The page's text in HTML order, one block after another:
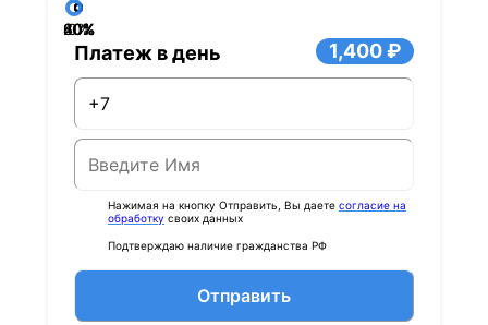
0%
20%
40%
60%
80%
Платеж в день 1,400 ₽
Нажимая на кнопку Отправить, Вы даете согласие на
обработку своих данных
Подтверждаю наличие гражданства РФ
Отправить